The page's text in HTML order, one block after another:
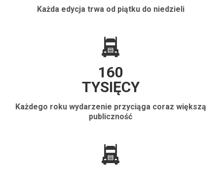
Każda edycja trwa od piątku do niedzieli
160
TYSIĘCY
Każdego roku wydarzenie przyciąga coraz większą
publiczność